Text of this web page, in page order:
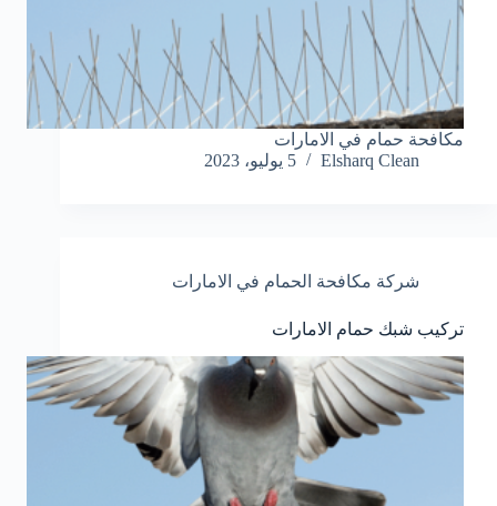
مكافحة حمام في الامارات
Elsharq Clean
5 يوليو، 2023
شركة مكافحة الحمام في الامارات
تركيب شبك حمام الامارات